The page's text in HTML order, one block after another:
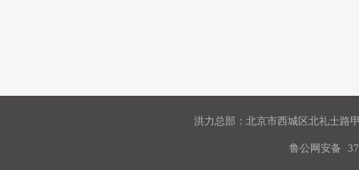
洪力总部：北京市西城区北礼士路
鲁公网安备